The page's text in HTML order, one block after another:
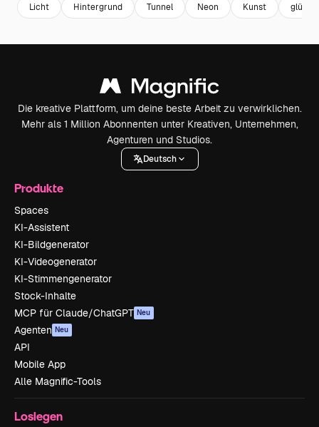
Licht Hintergrund Tunnel Neon Kunst
Die kreative Plattform, um deine beste Arbeit zu verwirklichen.
Mehr als 1 Million Abonnenten unter Kreativen, Unternehmen,
Agenturen und Studios.
Deutsch
Produkte
Spaces
KI-Assistent
KI-Bildgenerator
KI-Videogenerator
KI-Stimmengenerator
Stock-Inhalte
MCP für Claude/ChatGPT Neu
Agenten Neu
API
Mobile App
Alle Magnific-Tools
Loslegen